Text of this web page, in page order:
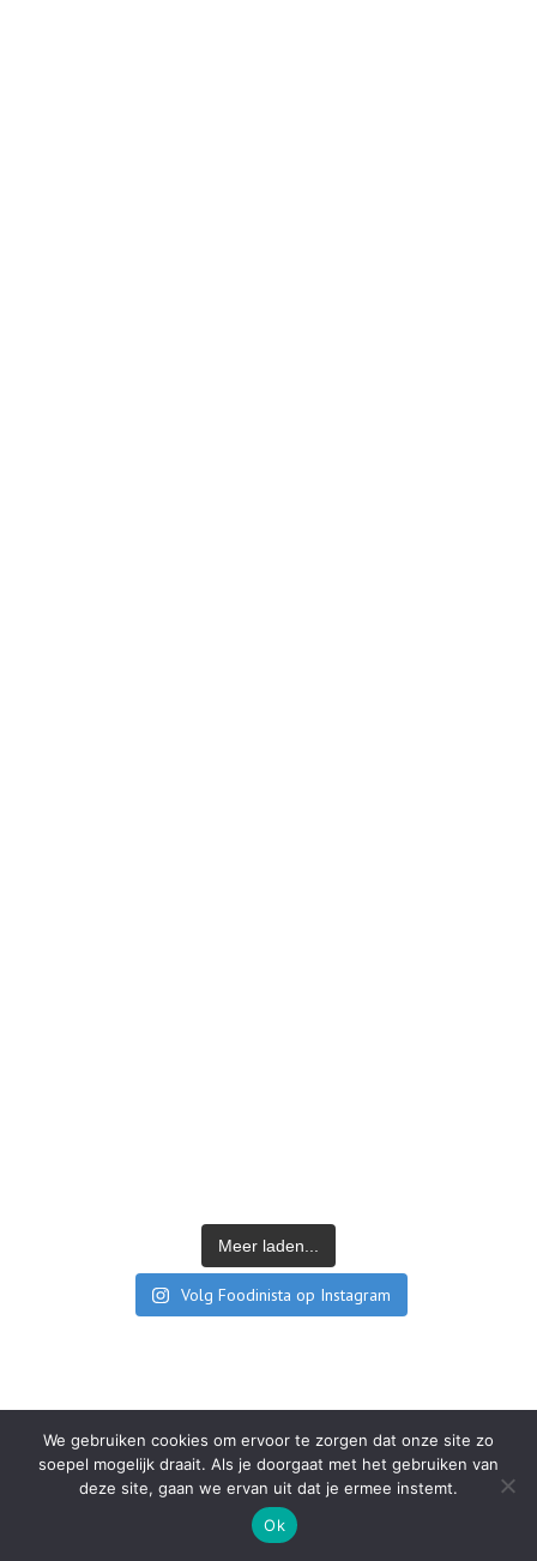
Meer laden...
Volg Foodinista op Instagram
CATEGORIËN
We gebruiken cookies om ervoor te zorgen dat onze site zo
soepel mogelijk draait. Als je doorgaat met het gebruiken van
deze site, gaan we ervan uit dat je ermee instemt.
Ok